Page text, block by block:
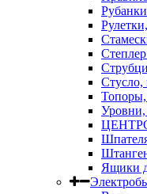
Стусло,
Уровни,
Ящики